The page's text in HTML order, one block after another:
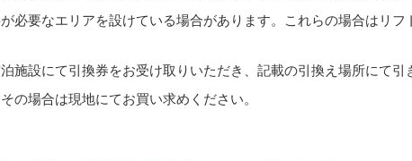
必要なエリアを設けている場合があります。これらの場合はリフ
設にて引換券をお受け取りいただき、記載の引換え場所にて引
の場合は現地にてお買い求めください。